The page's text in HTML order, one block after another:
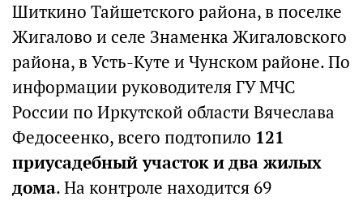
Шиткино Тайшетского района, в поселке
Жигалово и селе Знаменка Жигаловского
района, в Усть-Куте и Чунском районе. По
информации руководителя ГУ МЧС
России по Иркутской области Вячеслава
Федосеенко, всего подтопило 121
приусадебный участок и два жилых
дома. На контроле находится 69